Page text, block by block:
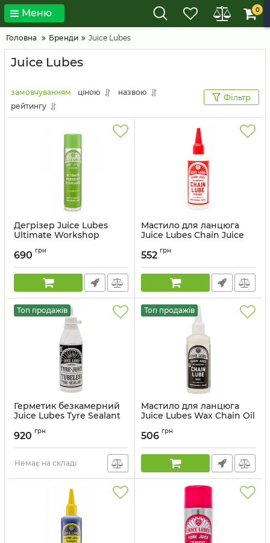
Меню 0
Головна Бренди Juice Lubes
Juice Lubes
замовчуванням ціною
назвою
рейтингу
Фільтр
Дегрізер Juice Lubes
Ultimate Workshop
Артикул:
690 грн
Мастило для ланцюга
Juice Lubes Chain Juice
Артикул:
552 грн
Топ продажів
Герметик безкамерний
Juice Lubes Tyre Sealant
Артикул:
920 грн
Немає на складі
Топ продажів
Мастило для ланцюга
Juice Lubes Wax Chain Oil
Артикул:
506 грн